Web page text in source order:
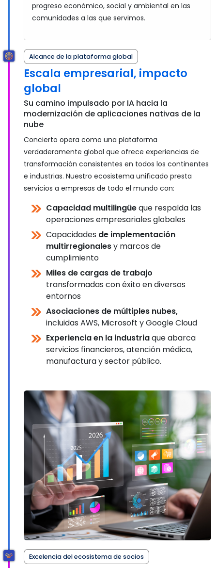
progreso económico, social y ambiental en las
comunidades a las que servimos.
Alcance de la plataforma global
Escala empresarial, impacto
global
Su camino impulsado por IA hacia la
modernización de aplicaciones nativas de la
nube
Concierto opera como una plataforma
verdaderamente global que ofrece experiencias de
transformación consistentes en todos los continentes
e industrias. Nuestro ecosistema unificado presta
servicios a empresas de todo el mundo con:
Capacidad multilingüeque respalda las
operaciones empresariales globales
Capacidades de implementación
multirregionalesy marcos de
cumplimiento
Miles de cargas de trabajo
transformadas con éxito en diversos
entornos
Asociaciones de múltiples nubes,
incluidas AWS, Microsoft y Google Cloud
Experiencia en la industriaque abarca
servicios financieros, atención médica,
manufactura y sector público.
Excelencia del ecosistema de socios